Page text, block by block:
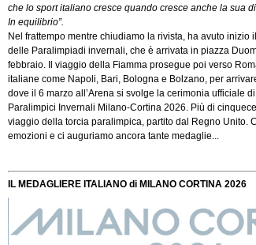
che lo sport italiano cresce quando cresce anche la sua
In equilibrio”.
Nel frattempo mentre chiudiamo la rivista, ha avuto inizio
delle Paralimpiadi invernali, che è arrivata in piazza
febbraio. Il viaggio della Fiamma prosegue poi verso
italiane come Napoli, Bari, Bologna e Bolzano, per
dove il 6 marzo all’Arena si svolge la cerimonia ufficiale
Paralimpici Invernali Milano-Cortina 2026. Più di
viaggio della torcia paralimpica, partito dal Regno Unito.
emozioni e ci auguriamo ancora tante medaglie...
IL MEDAGLIERE ITALIANO di MILANO CORTINA 2026